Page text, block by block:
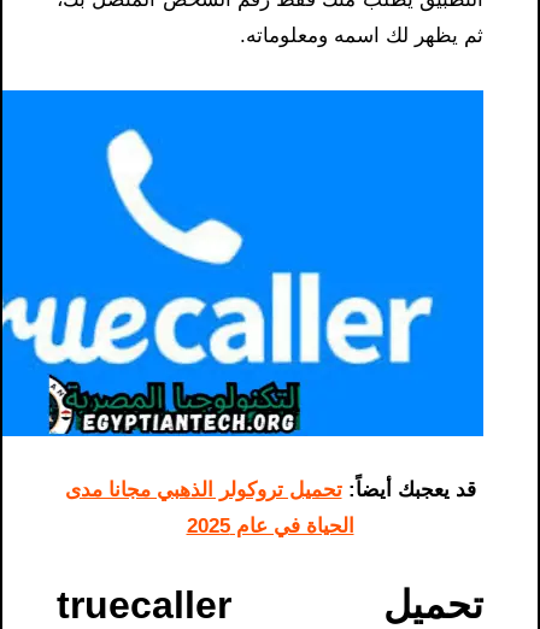
ثم يظهر لك اسمه ومعلوماته.
قد يعجبك أيضاً:تحميل تروكولر الذهبي مجانا مدى
الحياة في عام 2025
تحميل truecaller